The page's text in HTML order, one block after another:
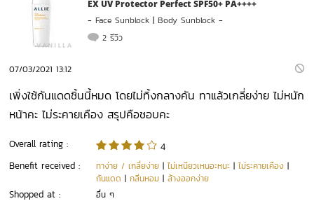
EX UV Protector Perfect SPF50+ PA++++
-Face Sunblock |Body Sunblock -
2 รีวิว
07/03/2021 13:12
เพิ่งใช้กันแดดชิ้นนี้หมด โดยไม่ทิ้งกลางคัน ทาแล้วเกลี่ยง่าย ไม่หนัก
หน้าคะ ไม่ระคายเคือง สรุปคือชอบคะ
Overall rating :
4
Benefit received :
ทาง่าย / เกลี่ยง่าย |ไม่เหนียวเหนอะหนะ |ไม่ระคายเคือง |
กันแดด |กลิ่นหอม |ล้างออกง่าย
Shopped at : อื่น ๆ